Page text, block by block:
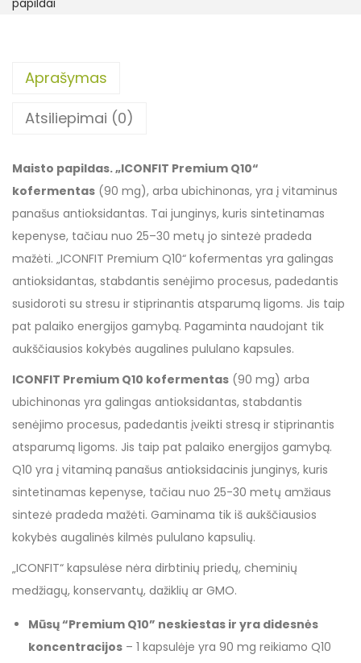
papildai
Aprašymas
Atsiliepimai (0)
Maisto papildas. „ICONFIT Premium Q10“
kofermentas (90 mg), arba ubichinonas, yra į vitaminus
panašus antioksidantas. Tai junginys, kuris sintetinamas
kepenyse, tačiau nuo 25–30 metų jo sintezė pradeda
mažėti. „ICONFIT Premium Q10“ kofermentas yra galingas
antioksidantas, stabdantis senėjimo procesus, padedantis
susidoroti su stresu ir stiprinantis atsparumą ligoms. Jis taip
pat palaiko energijos gamybą. Pagaminta naudojant tik
aukščiausios kokybės augalines pululano kapsules.
ICONFIT Premium Q10 kofermentas (90 mg) arba
ubichinonas yra galingas antioksidantas, stabdantis
senėjimo procesus, padedantis įveikti stresą ir stiprinantis
atsparumą ligoms. Jis taip pat palaiko energijos gamybą.
Q10 yra į vitaminą panašus antioksidacinis junginys, kuris
sintetinamas kepenyse, tačiau nuo 25-30 metų amžiaus
sintezė pradeda mažėti. Gaminama tik iš aukščiausios
kokybės augalinės kilmės pululano kapsulių.
„ICONFIT“ kapsulėse nėra dirbtinių priedų, cheminių
medžiagų, konservantų, dažiklių ar GMO.
Mūsų “Premium Q10” neskiestas ir yra didesnės
koncentracijos – 1 kapsulėje yra 90 mg reikiamo Q10